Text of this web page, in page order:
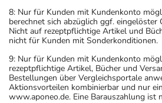
8: Nur für Kunden mit Kundenkonto
berechnet sich abzüglich ggf. eingelöster
Nicht auf rezeptpflichtige Artikel und
nicht für Kunden mit Sonderkonditionen.
9: Nur für Kunden mit Kundenkonto
rezeptpflichtige Artikel, Bücher und
Bestellungen über Vergleichsportale
Aktionsvorteilen kombinierbar und nur
www.aponeo.de. Eine Barauszahlung ist